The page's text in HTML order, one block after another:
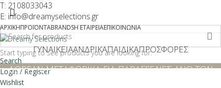
T: 2108033043
E: info@dreamyselections.gr
ΑΡΧΙΚΉΠΡΟΪΌΝΤΑBRANDSΗ ΕΤΑΙΡΕΊΑΕΠΙΚΟΙΝΩΝΊΑ
ΓΥΝΑΙΚΕΊΑΑΝΔΡΙΚΆΠΑΙΔΙΚΆΠΡΟΣΦΟΡΕΣ
Search
Login / Register
Wishlist
ΔΩΡΕΑΝ ΜΕΤΑΦΟΡΙΚΑ ΓΙΑ ΠΑΡΑΓΓΕΛΙΕΣ ΑΝΩ ΤΩΝ
Start typing to see products you are looking for.